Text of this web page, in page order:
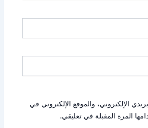
الإلكتروني، والموقع الإلكتروني في
المرة المقبلة في تعليقي.